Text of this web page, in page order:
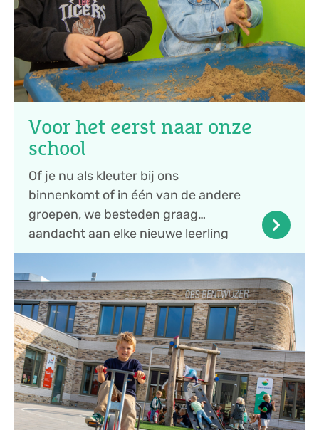
Voor het eerst naar onze
school
Of je nu als kleuter bij ons
binnenkomt of in één van de andere
groepen, we besteden graag
aandacht aan elke nieuwe leerling
om te zorgen voor een fij...
keyboard_arrow_right